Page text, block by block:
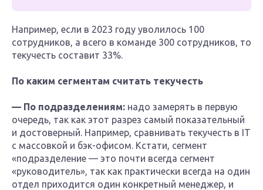
Например, если в 2023 году уволилось 100
сотрудников, а всего в команде 300 сотрудников, то
текучесть составит 33%.
По каким сегментам считать текучесть
— По подразделениям: надо замерять в первую
очередь, так как этот разрез самый показательный
и достоверный. Например, сравнивать текучесть в IT
с массовкой и бэк-офисом. Кстати, сегмент
«подразделение — это почти всегда сегмент
«руководитель», так как практически всегда на один
отдел приходится один конкретный менеджер, и